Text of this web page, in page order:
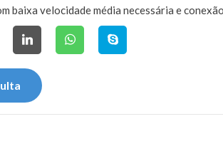
baixa velocidade média necessária e